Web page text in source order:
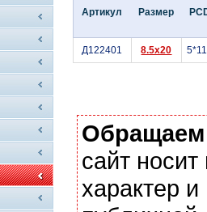
Артикул Размер
Д122401 8.5x20
сайт
характер